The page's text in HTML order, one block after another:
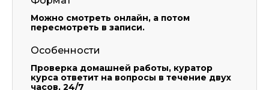
Можно смотреть онлайн, а потом
пересмотреть в записи.
Особенности
Проверка домашней работы, куратор
курса ответит на вопросы в течение двух
часов, 24/7